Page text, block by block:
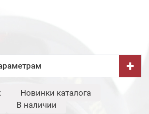
+
Новинки каталога
В наличии